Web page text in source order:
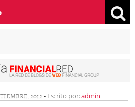
2012- Escrito por:admin